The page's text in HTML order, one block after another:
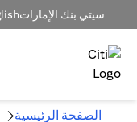
سيتي بنك الإمارات
الصفحة الرئيسية